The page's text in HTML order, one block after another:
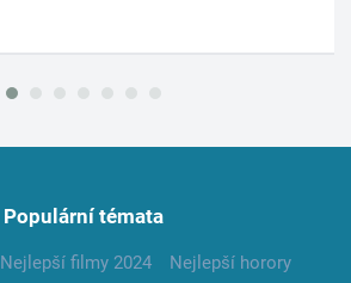
Populární témata
Nejlepší filmy 2024
Nejlepší horory